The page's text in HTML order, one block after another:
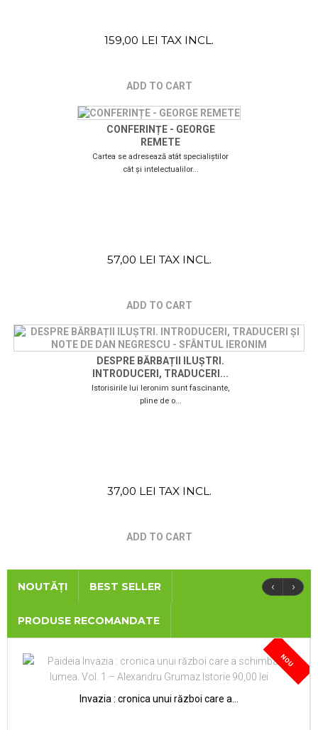
159,00 LEI TAX INCL.
ADD TO CART
CONFERINȚE - GEORGE
REMETE
Cartea se adresează atât specialiștilor
cât și intelectualilor...
57,00 LEI TAX INCL.
ADD TO CART
DESPRE BĂRBAȚII ILUȘTRI.
INTRODUCERI, TRADUCERI...
Istorisirile lui Ieronim sunt fascinante,
pline de o...
37,00 LEI TAX INCL.
ADD TO CART
NOUTĂȚI BEST SELLER
PRODUSE RECOMANDATE
‹ ›
NOU
Invazia : cronica unui război care a...